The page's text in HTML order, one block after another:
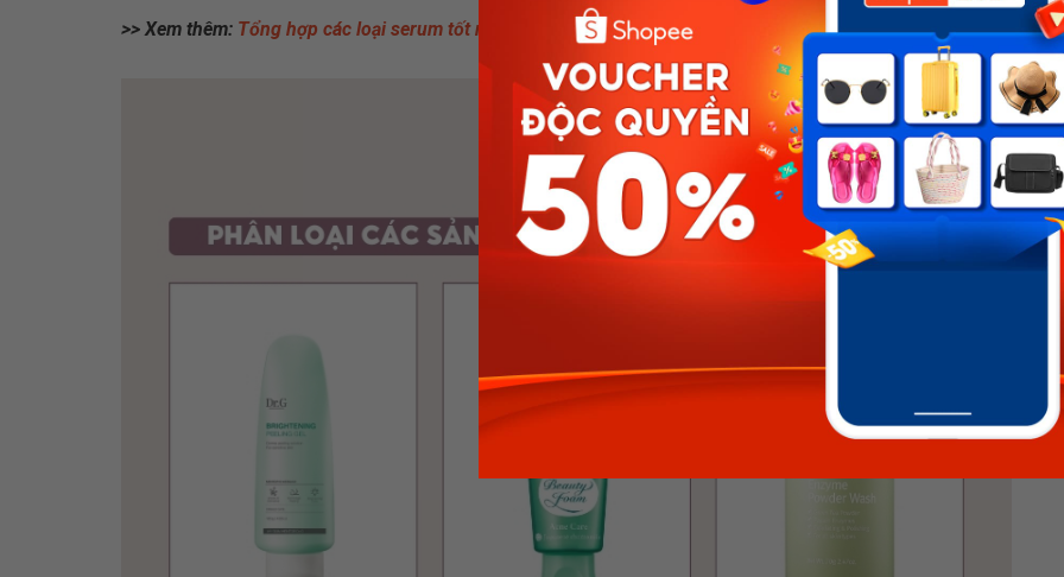
>> Xem thêm: Tổng hợp các loại serum tốt nhất hiện nay được tin dùng